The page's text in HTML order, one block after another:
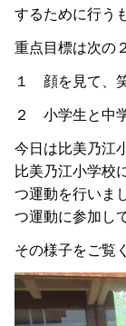
するために行う
重点目標は次の
１ 顔を見て、
２ 小学生と中
今日は比美乃江
比美乃江小学校
つ運動を行いま
つ運動に参加し
その様子をご覧